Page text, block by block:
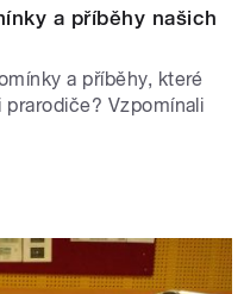
a příběhy našich
a příběhy, které
Vzpomínali